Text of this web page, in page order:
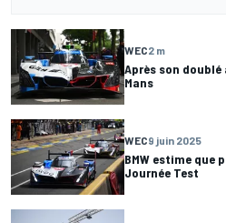
WEC2 m
Après son doublé
Mans
WEC9 juin 2025
BMW estime que
Journée Test